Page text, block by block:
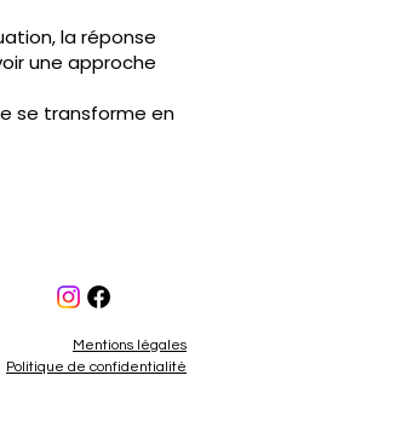
la réponse
une approche
se transforme en
Mentions légales
Politique de confidentialité